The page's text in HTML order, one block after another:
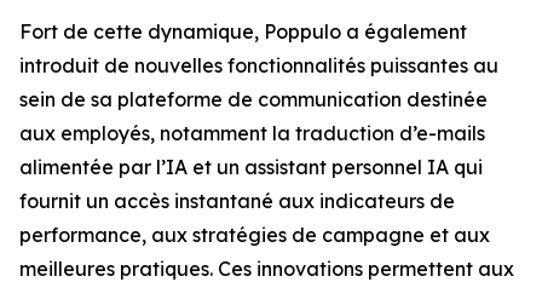
Fort de cette dynamique, Poppulo a également
introduit de nouvelles fonctionnalités puissantes au
sein de sa plateforme de communication destinée
aux employés, notamment la traduction d’e-mails
alimentée par l’IA et un assistant personnel IA qui
fournit un accès instantané aux indicateurs de
performance, aux stratégies de campagne et aux
meilleures pratiques. Ces innovations permettent aux